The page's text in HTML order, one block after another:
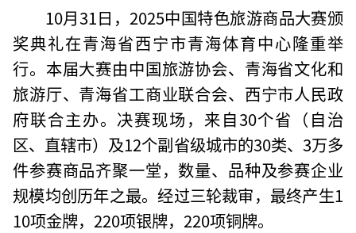
10月31日，2025中国特色旅游商品大赛颁
奖典礼在青海省西宁市青海体育中心隆重举
行。本届大赛由中国旅游协会、青海省文化和
旅游厅、青海省工商业联合会、西宁市人民政
府联合主办。决赛现场，来自30个省（自治
区、直辖市）及12个副省级城市的30类、3万多
件参赛商品齐聚一堂，数量、品种及参赛企业
规模均创历年之最。经过三轮裁审，最终产生1
10项金牌，220项银牌，220项铜牌。